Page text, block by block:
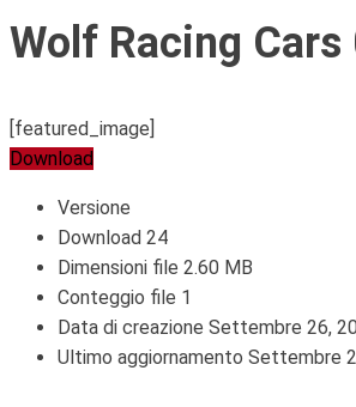
Wolf Racing
[featured_image]
Download
Versione
Download 24
Dimensioni file 2.60 MB
Conteggio file 1
Data di creazione Settembre 26,
Ultimo aggiornamento Settembre